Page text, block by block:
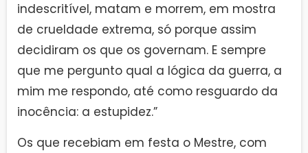
indescritível, matam e morrem, em mostra
de crueldade extrema, só porque assim
decidiram os que os governam. E sempre
que me pergunto qual a lógica da guerra, a
mim me respondo, até como resguardo da
inocência: a estupidez.”
Os que recebiam em festa o Mestre, com